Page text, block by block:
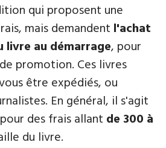
qui proposent une
mais demandent l'achat
livre au démarrage, pour
promotion. Ces livres
être expédiés, ou
En général, il s'agit
des frais allant de 300 à
du livre.